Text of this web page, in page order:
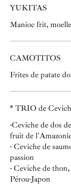
YUKITAS
Manioc frit,
CAMOTITOS
Frites de patate
* TRIO de
-Ceviche de dos
fruit de
- Ceviche de
passion
- Ceviche de
Pérou-Japon